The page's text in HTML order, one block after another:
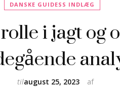
DANSKE GUIDESS INDLÆG
i jagt og
af
tilaugust 25, 2023